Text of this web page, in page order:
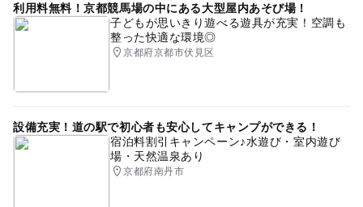
利用料無料！京都競馬場の中にある大型屋内あそび場！
子どもが思いきり遊べる遊具が充実！空調も
整った快適な環境◎
京都府京都市伏見区
設備充実！道の駅で初心者も安心してキャンプができる！
宿泊料割引キャンペーン♪水遊び・室内遊び
場・天然温泉あり
京都府南丹市